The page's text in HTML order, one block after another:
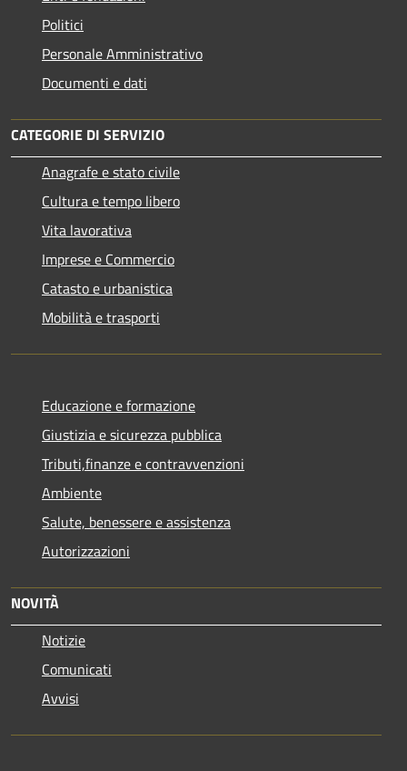
Politici
Personale Amministrativo
Documenti e dati
CATEGORIE DI SERVIZIO
Anagrafe e stato civile
Cultura e tempo libero
Vita lavorativa
Imprese e Commercio
Catasto e urbanistica
Mobilità e trasporti
Educazione e formazione
Giustizia e sicurezza pubblica
Tributi,finanze e contravvenzioni
Ambiente
Salute, benessere e assistenza
Autorizzazioni
NOVITÀ
Notizie
Comunicati
Avvisi